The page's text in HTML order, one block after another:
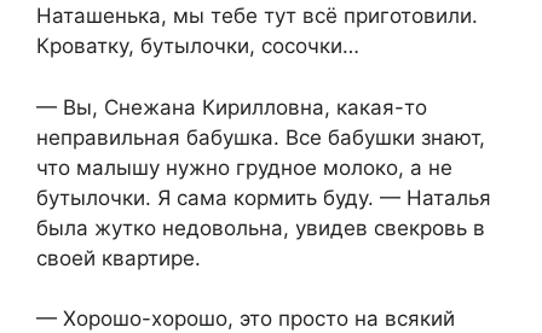
Наташенька, мы тебе тут всё приготовили.
Кроватку, бутылочки, сосочки…
— Вы, Снежана Кирилловна, какая-то
неправильная бабушка. Все бабушки знают,
что малышу нужно грудное молоко, а не
бутылочки. Я сама кормить буду. — Наталья
была жутко недовольна, увидев свекровь в
своей квартире.
— Хорошо-хорошо, это просто на всякий